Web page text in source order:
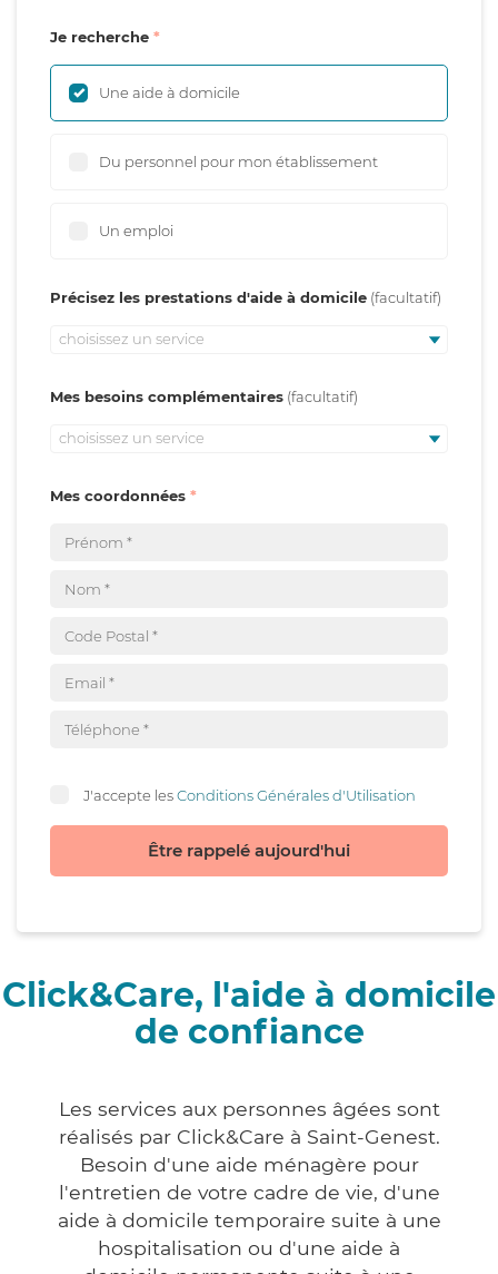
Je recherche
Une aide à domicile
Du personnel pour mon établissement
Un emploi
Précisez les prestations d'aide à domicile
choisissez un service
Mes besoins complémentaires
choisissez un service
Mes coordonnées
J'accepte lesConditions Générales d'Utilisation
Être rappelé aujourd'hui
Click&Care, l'aide à domicile
de confiance
Les services aux personnes âgées sont
réalisés par Click&Care à Saint-Genest.
Besoin d'une aide ménagère pour
l'entretien de votre cadre de vie, d'une
aide à domicile temporaire suite à une
hospitalisation ou d'une aide à